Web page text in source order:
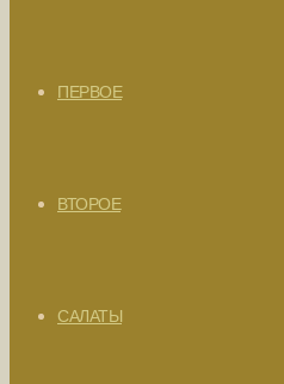
ПЕРВОЕ
ВТОРОЕ
САЛАТЫ